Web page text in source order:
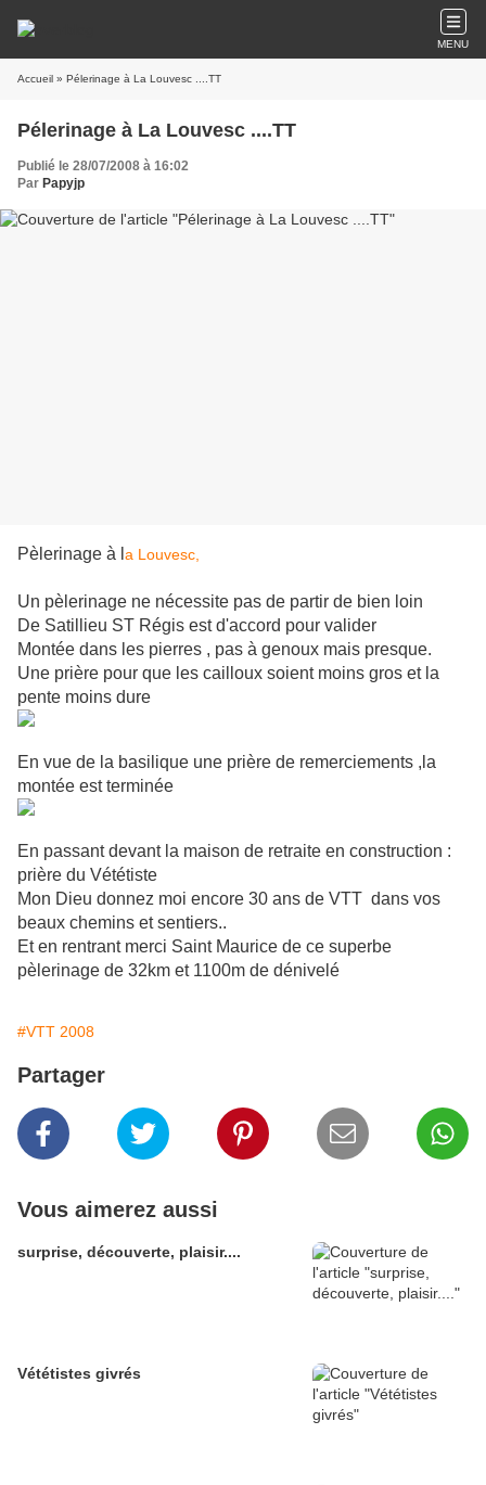
MENU
Accueil » Pélerinage à La Louvesc ....TT
Pélerinage à La Louvesc ....TT
Publié le 28/07/2008 à 16:02
Par Papyjp
Pèlerinage à l a Louvesc,
Un pèlerinage ne nécessite pas de partir de bien loin
De Satillieu ST Régis est d'accord pour valider
Montée dans les pierres , pas à genoux mais presque.
Une prière pour que les cailloux soient moins gros et la
pente moins dure
En vue de la basilique une prière de remerciements ,la
montée est terminée
En passant devant la maison de retraite en construction :
prière du Vététiste
Mon Dieu donnez moi encore 30 ans de VTT dans vos
beaux chemins et sentiers..
Et en rentrant merci Saint Maurice de ce superbe
pèlerinage de 32km et 1100m de dénivelé
#VTT 2008
Partager
Vous aimerez aussi
surprise, découverte, plaisir....
Vététistes givrés